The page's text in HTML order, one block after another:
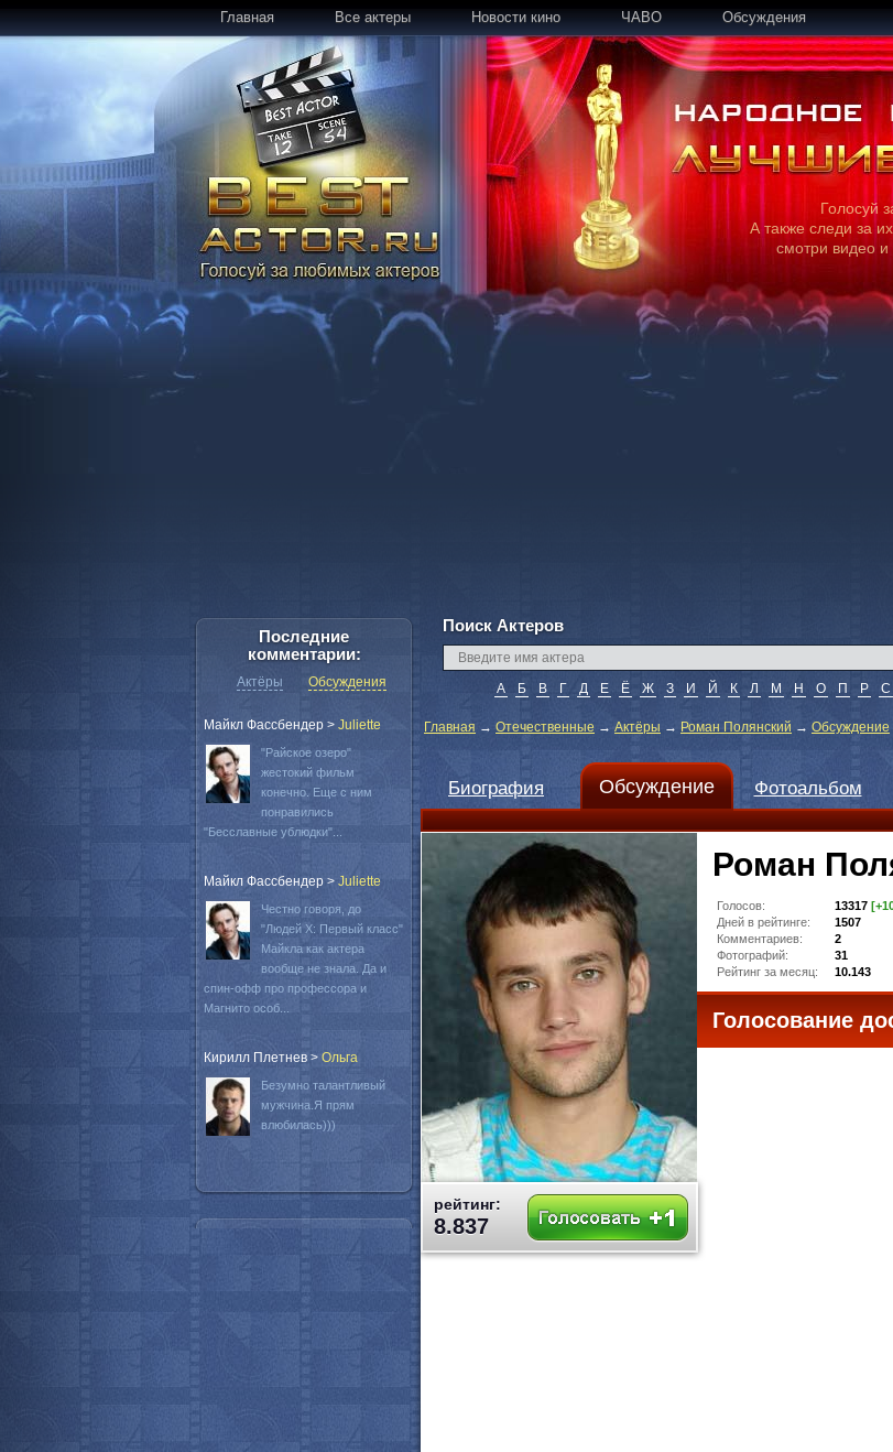
Главная Все актеры Новости кино ЧАВО Обсуждения
Голосуй
А также следи за
смотри видео и
Поиск Актеров
А Б В Г Д Е Ё Ж З И Й К Л М Н О П Р С
Главная → Отечественные → Актёры → Роман Полянский → Обсуждение
Биография Обсуждение Фотоальбом
рейтинг:
8.837
Роман
Голосов: 13317
Дней в рейтинге:
1507
Комментариев:
2
Фотографий:
31
Рейтинг за месяц:
10.143
Голосование
Последние
комментарии:
Актёры Обсуждения
Майкл Фассбендер > Juliette
"Райское озеро"
жестокий фильм
конечно. Еще с ним
понравились
"Бесславные ублюдки"...
Майкл Фассбендер > Juliette
Честно говоря, до
"Людей Х: Первый класс"
Майкла как актера
вообще не знала. Да и
спин-офф про профессора и
Магнито особ...
Кирилл Плетнев > Oльга
Безумно талантливый
мужчина.Я прям
влюбилась)))